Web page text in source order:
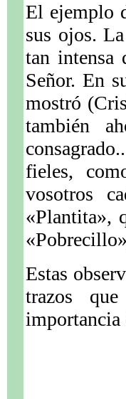
El ejemplo
sus ojos.
tan intensa
Señor. En
mostró
también
fieles,
vosotros
«Plantita»,
Estas
trazos
importancia